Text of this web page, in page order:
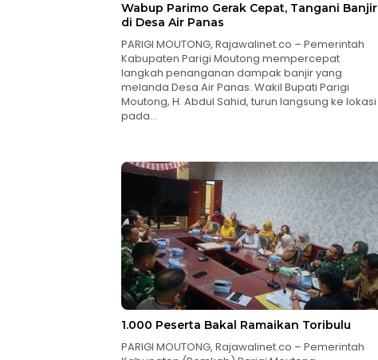
Wabup Parimo Gerak Cepat, Tangani Banjir
di Desa Air Panas
PARIGI MOUTONG, Rajawalinet.co – Pemerintah
Kabupaten Parigi Moutong mempercepat
langkah penanganan dampak banjir yang
melanda Desa Air Panas. Wakil Bupati Parigi
Moutong, H. Abdul Sahid, turun langsung ke lokasi
pada…
1.000 Peserta Bakal Ramaikan Toribulu
PARIGI MOUTONG, Rajawalinet.co – Pemerintah